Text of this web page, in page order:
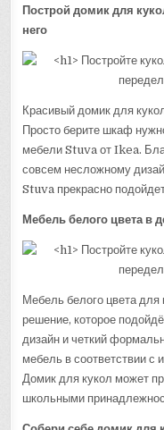
Построй домик для
него
Красивый домик для
Просто берите шкаф
мебели Stuva от Ikea.
совсем несложному
Stuva прекрасно
Мебель белого цвета в
Мебель белого цвета
решение, которое
дизайн и четкий
мебель в соответствии
Домик для кукол может
школьными